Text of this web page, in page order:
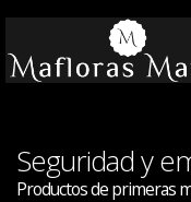
Seguridad y
Productos de primeras